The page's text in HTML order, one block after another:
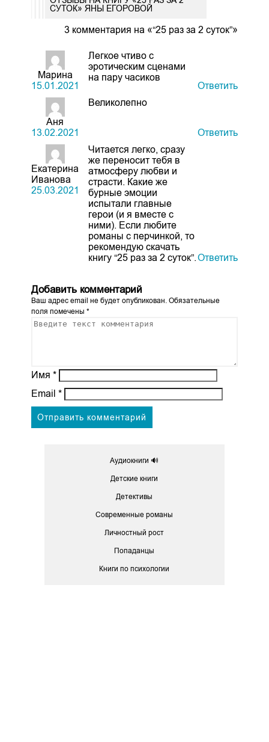
СУТОК» ЯНЫ ЕГОРОВОЙ
3 комментария на «“25 раз за 2 суток”»
Марина
15.01.2021
Легкое чтиво с
эротическим сценами
на пару часиков
Ответить
Аня
13.02.2021
Великолепно
Ответить
Екатерина
Иванова
25.03.2021
Читается легко, сразу
же переносит тебя в
атмосферу любви и
страсти. Какие же
бурные эмоции
испытали главные
герои (и я вместе с
ними). Если любите
романы с перчинкой, то
рекомендую скачать
книгу “25 раз за 2 суток”. Ответить
Добавить комментарий
Ваш адрес email не будет опубликован.Обязательные
поля помечены *
Имя *
Email *
Аудиокниги 🔊
Детские книги
Детективы
Современные романы
Личностный рост
Попаданцы
Книги по психологии